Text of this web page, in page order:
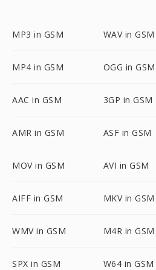
MP3 in GSM WAV in GSM
MP4 in GSM OGG in GSM
AAC in GSM 3GP in GSM
AMR in GSM ASF in GSM
MOV in GSM AVI in GSM
AIFF in GSM MKV in GSM
WMV in GSM M4R in GSM
SPX in GSM W64 in GSM